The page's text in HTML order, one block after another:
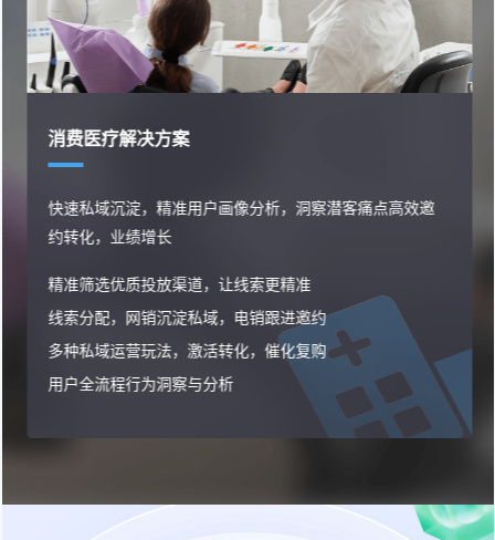
分析，洞察潜客痛点高效邀
索更精准
销跟进邀约
，催化复购
客户资源精细化管理运营
覆盖引流、咨询、客户线
全业务流程数据闭环，高